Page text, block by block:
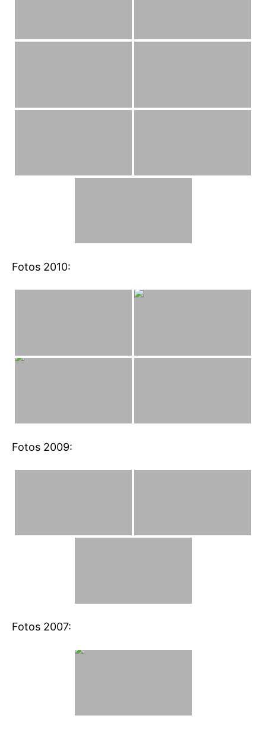
Fotos 2010:
Fotos 2009:
Fotos 2007: